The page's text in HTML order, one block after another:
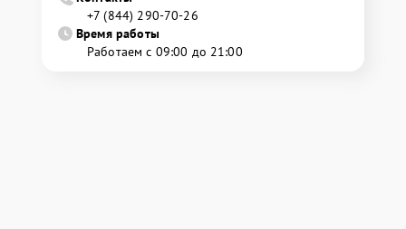
+7 (844) 290-70-26
Время работы
Работаем с 09:00 до 21:00